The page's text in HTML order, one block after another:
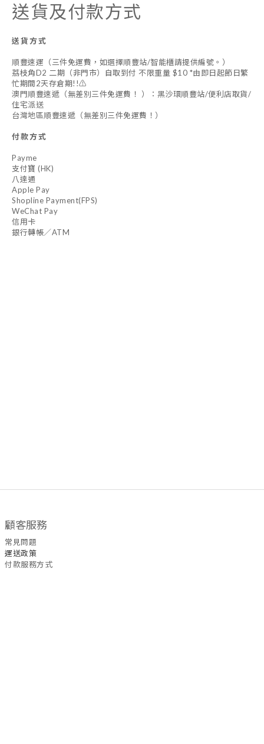
送貨及付款方式
送貨方式
順豐速運（三件免運費，如選擇順豐站/智能櫃請提供編號。）
荔枝角D2 二期（非門市）自取到付 不限重量 $10 *由即日起節日繁
忙期間2天存倉期!!⚠️
澳門順豐速遞（無差別三件免運費！ ）：黑沙環順豐站/便利店取貨/
住宅派送
台灣地區順豐速遞（無差別三件免運費！）
付款方式
Payme
支付寶 (HK)
八達通
Apple Pay
Shopline Payment(FPS)
WeChat Pay
信用卡
銀行轉帳／ATM
顧客服務
常見問題
運送政策
付款服務方式